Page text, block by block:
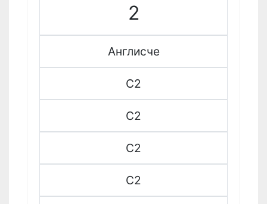
2
Англисче
C2
C2
C2
C2